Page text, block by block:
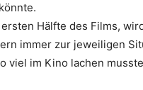
Hälfte des Films,
immer zur jeweiligen
viel im Kino lachen